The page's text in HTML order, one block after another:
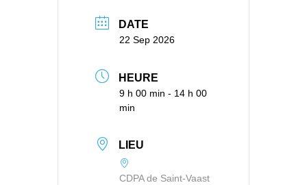
DATE
22 Sep 2026
HEURE
9 h 00 min - 14 h 00
min
LIEU
CDPA de Saint-Vaast